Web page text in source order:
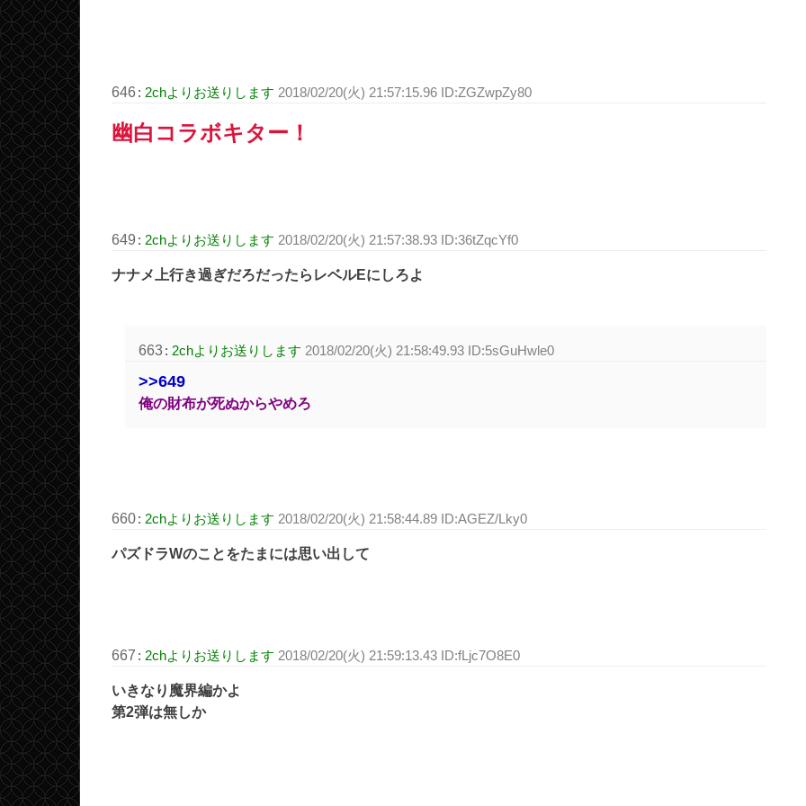
646 : 2chよりお送りします 2018/02/20(火) 21:57:15.96 ID:ZGZwpZy80
幽白コラボキター！
649 : 2chよりお送りします 2018/02/20(火) 21:57:38.93 ID:36tZqcYf0
ナナメ上行き過ぎだろだったらレベルEにしろよ
663: 2chよりお送りします 2018/02/20(火) 21:58:49.93 ID:5sGuHwle0
>>649
俺の財布が死ぬからやめろ
660: 2chよりお送りします 2018/02/20(火) 21:58:44.89 ID:AGEZ/Lky0
パズドラWのことをたまには思い出して
667 : 2chよりお送りします 2018/02/20(火) 21:59:13.43 ID:fLjc7O8E0
いきなり魔界編かよ
第2弾は無しか